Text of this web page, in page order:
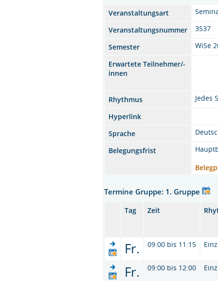
Veranstaltungsart
Veranstaltungsnummer
3537
Semester
WiSe
Erwartete Teilnehmer/-
innen
Rhythmus
Jedes
Hyperlink
Sprache
Belegungsfrist
Termine Gruppe: 1. Gruppe
Tag Zeit
Fr. 09:00 bis 11:15
Fr. 09:00 bis 12:00